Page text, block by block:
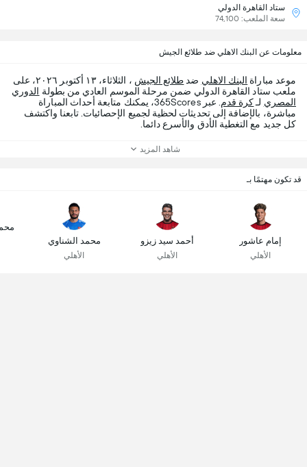
ستاد القاهرة الدولي
سعة الملعب: 74,100
معلومات عن البنك الاهلي ضد طلائع الجيش
موعد مباراة البنك الاهلي ضد طلائع الجيش
، الثلاثاء، ١٣ أكتوبر ٢٠٢٦، على
ملعب ستاد القاهرة الدولي ضمن مرحلة الموسم العادي من بطولة الدوري
المصري لـكرة قدم
. عبر 365Scores، يمكنك متابعة أحداث المباراة
مباشرة، بالإضافة إلى تحديثات لحظية لجميع الإحصائيات. تابعنا واكتشف
كل جديد مع التغطية الأدق والأسرع دائما.
شاهد المزيد
قد تكون مهتمًا بـ
إمام عاشور
الأهلي
أحمد سيد زيزو
الأهلي
محمد الشناوي
الأهلي